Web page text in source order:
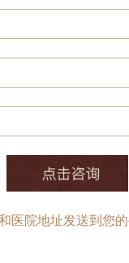
医院地址发送到您